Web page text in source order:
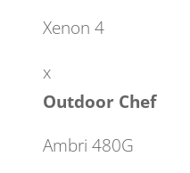
Xenon 4
x
Outdoor Chef
Ambri 480G